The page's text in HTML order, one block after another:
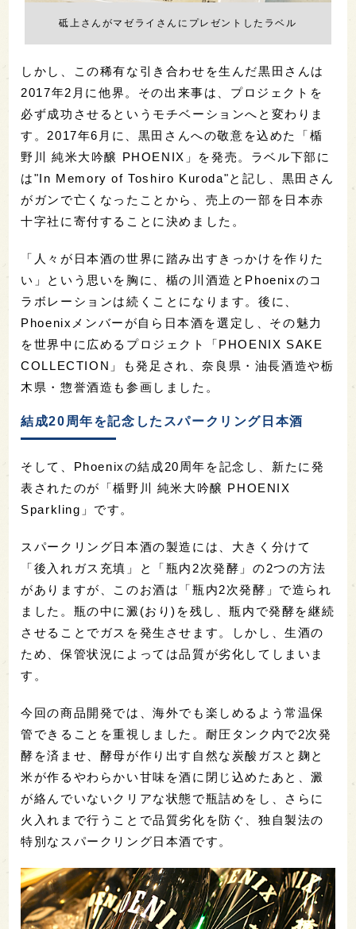
砥上さんがマゼライさんにプレゼントしたラベル
しかし、この稀有な引き合わせを生んだ黒田さんは
2017年2月に他界。その出来事は、プロジェクトを
必ず成功させるというモチベーションへと変わりま
す。2017年6月に、黒田さんへの敬意を込めた「楯
野川 純米大吟醸 PHOENIX」を発売。ラベル下部に
は"In Memory of Toshiro Kuroda"と記し、黒田さん
がガンで亡くなったことから、売上の一部を日本赤
十字社に寄付することに決めました。
「人々が日本酒の世界に踏み出すきっかけを作りた
い」という思いを胸に、楯の川酒造とPhoenixのコ
ラボレーションは続くことになります。後に、
Phoenixメンバーが自ら日本酒を選定し、その魅力
を世界中に広めるプロジェクト「PHOENIX SAKE
COLLECTION」も発足され、奈良県・油長酒造や栃
木県・惣誉酒造も参画しました。
結成20周年を記念したスパークリング日本酒
そして、Phoenixの結成20周年を記念し、新たに発
表されたのが「楯野川 純米大吟醸 PHOENIX
Sparkling」です。
スパークリング日本酒の製造には、大きく分けて
「後入れガス充填」と「瓶内2次発酵」の2つの方法
がありますが、このお酒は「瓶内2次発酵」で造られ
ました。瓶の中に澱(おり)を残し、瓶内で発酵を継続
させることでガスを発生させます。しかし、生酒の
ため、保管状況によっては品質が劣化してしまいま
す。
今回の商品開発では、海外でも楽しめるよう常温保
管できることを重視しました。耐圧タンク内で2次発
酵を済ませ、酵母が作り出す自然な炭酸ガスと麹と
米が作るやわらかい甘味を酒に閉じ込めたあと、澱
が絡んでいないクリアな状態で瓶詰めをし、さらに
火入れまで行うことで品質劣化を防ぐ、独自製法の
特別なスパークリング日本酒です。